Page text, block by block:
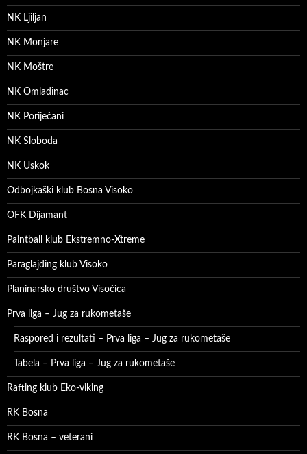
NK Ljiljan
NK Monjare
NK Moštre
NK Omladinac
NK Poriječani
NK Sloboda
NK Uskok
Odbojkaški klub Bosna Visoko
OFK Dijamant
Paintball klub Ekstremno-Xtreme
Paraglajding klub Visoko
Planinarsko društvo Visočica
Prva liga – Jug za rukometaše
Raspored i rezultati – Prva liga – Jug za rukometaše
Tabela – Prva liga – Jug za rukometaše
Rafting klub Eko-viking
RK Bosna
RK Bosna – veterani